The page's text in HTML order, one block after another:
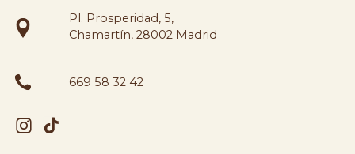
Pl. Prosperidad, 5,
Chamartín, 28002 Madrid
669 58 32 42